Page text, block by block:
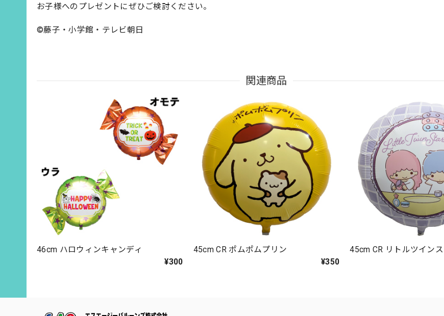
お子様へのプレゼントにぜひご検討ください。
©藤子・小学館・テレビ朝日
関連商品
46cm ハロウィンキャンディ
¥300
45cm CR ポムポムプリン
¥350
45cm CR リトルツイン